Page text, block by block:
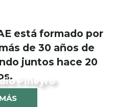
está formado por
de 30 años de
juntos hace 20
Piñeyro